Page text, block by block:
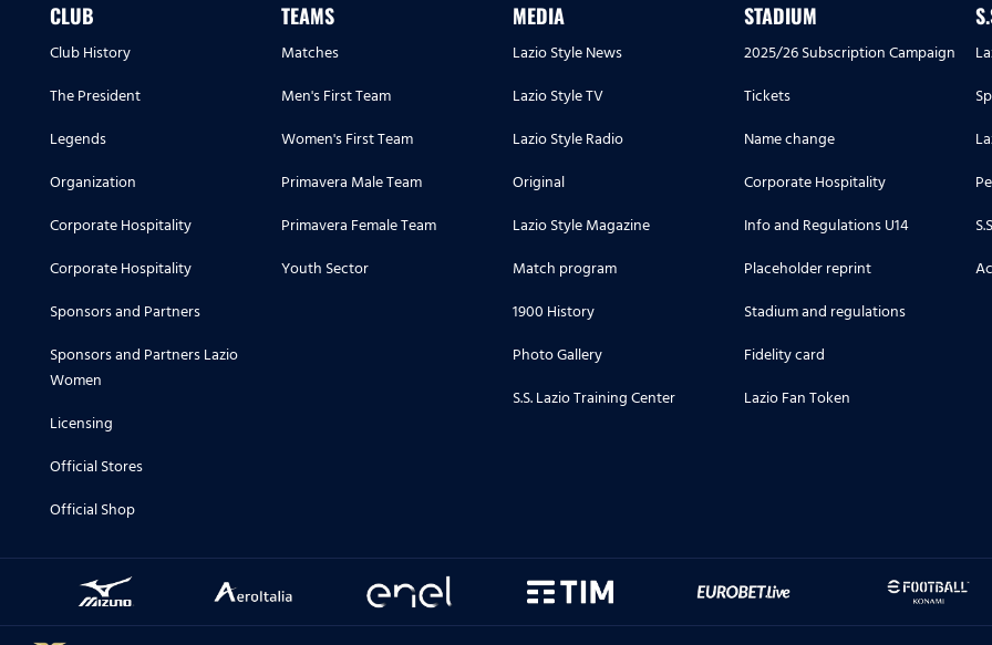
CLUB
Club History
The President
Legends
Organization
Corporate Hospitality
Corporate Hospitality
Sponsors and Partners
Sponsors and Partners Lazio
Women
Licensing
Official Stores
Official Shop
TEAMS
Matches
Men's First Team
Women's First Team
Primavera Male Team
Primavera Female Team
Youth Sector
MEDIA
Lazio Style News
Lazio Style TV
Lazio Style Radio
Original
Lazio Style Magazine
Match program
1900 History
Photo Gallery
S.S. Lazio Training Center
STADIUM
2025/26 Subscription Campaign
Tickets
Name change
Corporate Hospitality
Info and Regulations U14
Placeholder reprint
Stadium and regulations
Fidelity card
Lazio Fan Token